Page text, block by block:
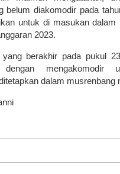
belum diakomodir pada
untuk di masukan dalam
2023.
yang berakhir pada pukul
mengakomodir
dalam musrenbang